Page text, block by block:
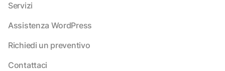
Servizi
Assistenza WordPress
Richiedi un preventivo
Contattaci